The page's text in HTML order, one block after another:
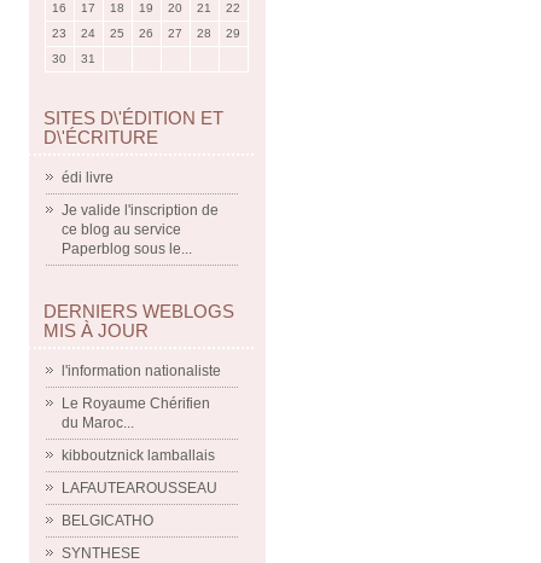
16
17 18 19 20 21
22
23
24 25 26 27 28
29
30
31
SITES D\'ÉDITION ET
D\'ÉCRITURE
édi livre
Je valide l'inscription de
ce blog au service
Paperblog sous le...
DERNIERS WEBLOGS
MIS À JOUR
l'information nationaliste
Le Royaume Chérifien
du Maroc...
kibboutznick lamballais
LAFAUTEAROUSSEAU
BELGICATHO
SYNTHESE